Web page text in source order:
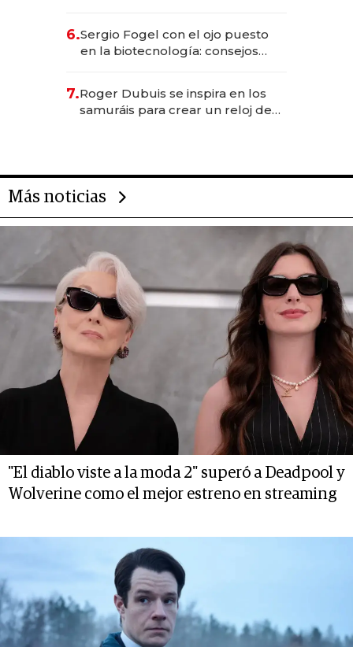
6.Sergio Fogel con el ojo puesto
en la biotecnología: consejos
rol de la IA
7.Roger Dubuis se inspira en los
samuráis para crear un reloj de
Más noticias
"El diablo viste a la moda 2" superó a Deadpool y
Wolverine como el mejor estreno en streaming